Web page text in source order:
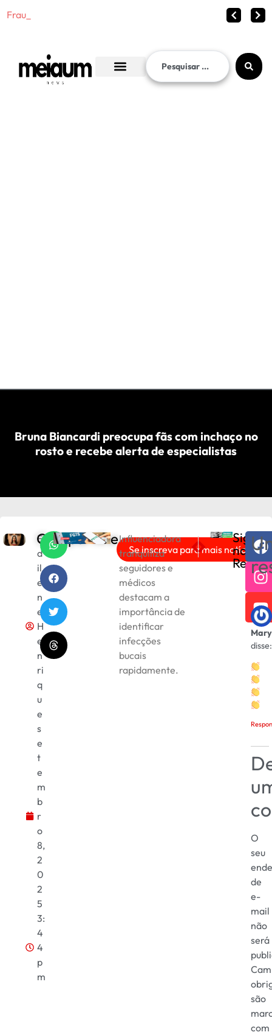
Fraude no INSS chega
Bruna Biancardi preocupa fãs com inchaço no
rosto e recebe alerta de especialistas
E
d
il
e
n
e
H
e
n
ri
q
u
e
s
e
t
e
m
b
r
o
8,
2
0
2
5
3:
4
4
p
m
Compartilhe
Se inscreva para mais notícias!
Influenciadora
tranquiliza
seguidores e
médicos
destacam a
importância de
identificar
infecções
bucais
rapidamente.
ANTERIOR
Governo Trump
PRÓXIMO
ONU reforça apoio às
Sigam
nas
Redes
Mary
disse:
O
seu
de
e-
mail
não
será
são
com